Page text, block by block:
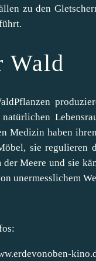
zu den
Wald
Pflanzen
natürlichen
Medizin haben
sie regulieren
der Meere und sie
unermesslichem